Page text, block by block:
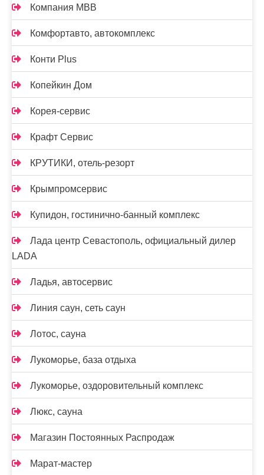
Компания МВВ
Комфортавто, автокомплекс
Конти Plus
Копейкин Дом
Корея-сервис
Крафт Сервис
КРУТИКИ, отель-резорт
Крымпромсервис
Купидон, гостинично-банный комплекс
Лада центр Севастополь, официальный дилер
LADA
Ладья, автосервис
Линия саун, сеть саун
Лотос, сауна
Лукоморье, база отдыха
Лукоморье, оздоровительный комплекс
Люкс, сауна
Магазин Постоянных Распродаж
Марат-мастер